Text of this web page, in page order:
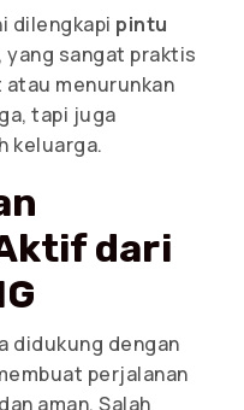
dilengkapi pintu
, yang sangat praktis
menurunkan
tapi juga
keluarga.
dari
didukung dengan
perjalanan
aman. Salah